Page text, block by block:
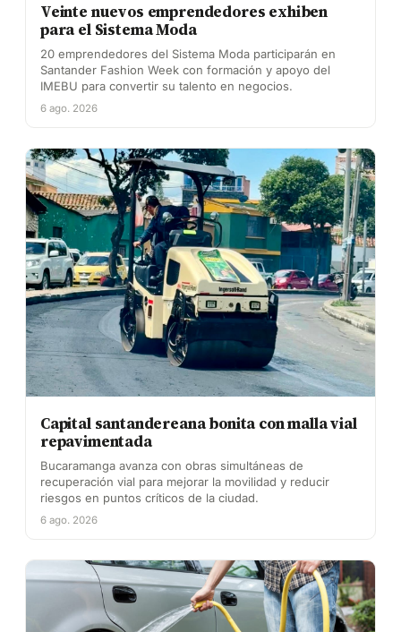
Veinte nuevos emprendedores exhiben
para el Sistema Moda
20 emprendedores del Sistema Moda participarán en
Santander Fashion Week con formación y apoyo del
IMEBU para convertir su talento en negocios.
6 ago. 2026
Capital santandereana bonita con malla vial
repavimentada
Bucaramanga avanza con obras simultáneas de
recuperación vial para mejorar la movilidad y reducir
riesgos en puntos críticos de la ciudad.
6 ago. 2026